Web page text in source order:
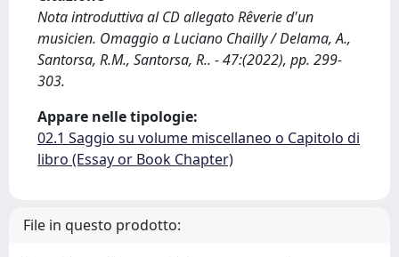
Nota introduttiva al CD allegato Rêverie d'un
musicien. Omaggio a Luciano Chailly / Delama, A.,
Santorsa, R.M., Santorsa, R.. - 47:(2022), pp. 299-
303.
Appare nelle tipologie:
02.1 Saggio su volume miscellaneo o Capitolo di
libro (Essay or Book Chapter)
File in questo prodotto: